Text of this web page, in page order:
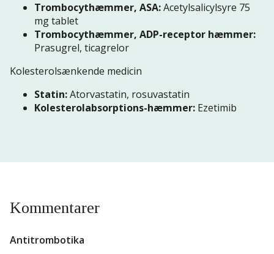
Trombocythæmmer, ASA:Acetylsalicylsyre 75
mg tablet
Trombocythæmmer, ADP-receptor hæmmer:
Prasugrel, ticagrelor
Kolesterolsænkende medicin
Statin:Atorvastatin, rosuvastatin
Kolesterolabsorptions-hæmmer: Ezetimib
Kommentarer
Antitrombotika